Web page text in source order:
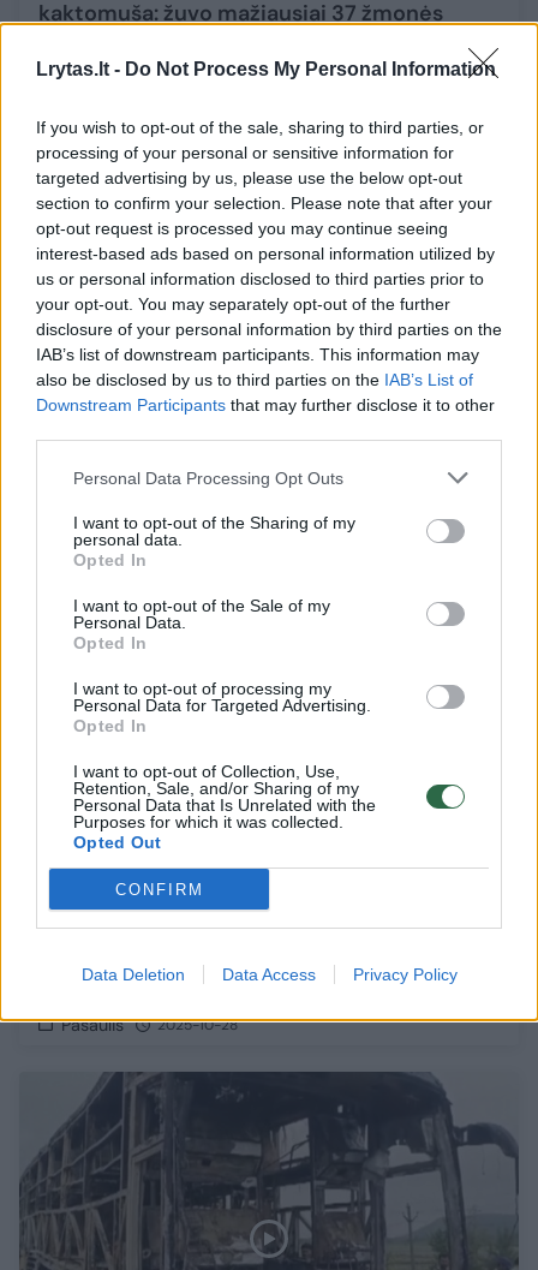
Lrytas.lt - Do Not Process My Personal Information
If you wish to opt-out of the sale, sharing to third parties, or
processing of your personal or sensitive information for
targeted advertising by us, please use the below opt-out
section to confirm your selection. Please note that after your
opt-out request is processed you may continue seeing
interest-based ads based on personal information utilized by
us or personal information disclosed to third parties prior to
your opt-out. You may separately opt-out of the further
disclosure of your personal information by third parties on the
IAB’s list of downstream participants. This information may
also be disclosed by us to third parties on the IAB’s List of
Downstream Participants that may further disclose it to other
Personal Data Processing Opt Outs
I want to opt-out of the Sharing of my
personal data.
Opted In
I want to opt-out of the Sale of my
Personal Data.
Opted In
I want to opt-out of processing my
Personal Data for Targeted Advertising.
Opted In
I want to opt-out of Collection, Use,
Retention, Sale, and/or Sharing of my
Personal Data that Is Unrelated with the
Purposes for which it was collected.
Opted Out
CONFIRM
Data Deletion Data Access Privacy Policy
kaktomuša: žuvo mažiausiai 37 žmonės
nusiritus į daubą žuvo 37 žmonės
Pasaulis 2025-11-13
mažiausiai 16 žmonių
Pasaulis 2025-10-28